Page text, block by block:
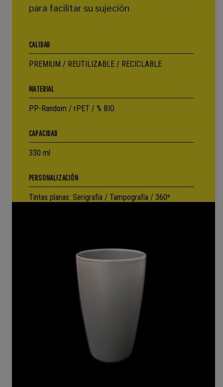
para facilitar su sujeción
CALIDAD
PREMIUM / REUTILIZABLE / RECICLABLE
MATERIAL
PP-Random / rPET / % BIO
CAPACIDAD
330 ml
PERSONALIZACIÓN
Tintas planas: Serigrafía / Tampografía / 360º